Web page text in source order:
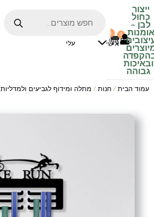
ייצור
כחול
לבן –
אומנות
ובאיכות
גבוהה
₪0
0
עלי
0
אזור
אישי
עמוד הבית / חנות / מתלה ומידוף לגביעים ולמדליות